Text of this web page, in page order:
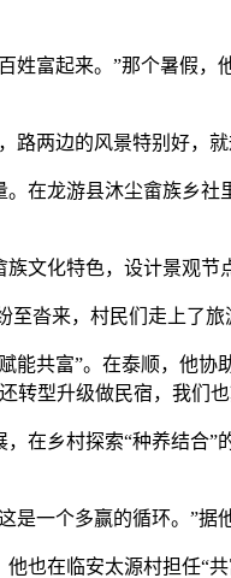
富起来。”那个暑假，
两边的风景特别好，就
龙游县沐尘畲族乡社
化特色，设计景观节
来，村民们走上了旅
共富”。在泰顺，他协
转型升级做民宿，我们
乡村探索“种养结合”
一个多赢的循环。”据
在临安太源村担任“共